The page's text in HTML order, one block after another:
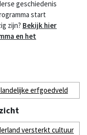
geschiedenis
start
zijn? Bekijk hier
en het
erfgoedveld
versterkt cultuur